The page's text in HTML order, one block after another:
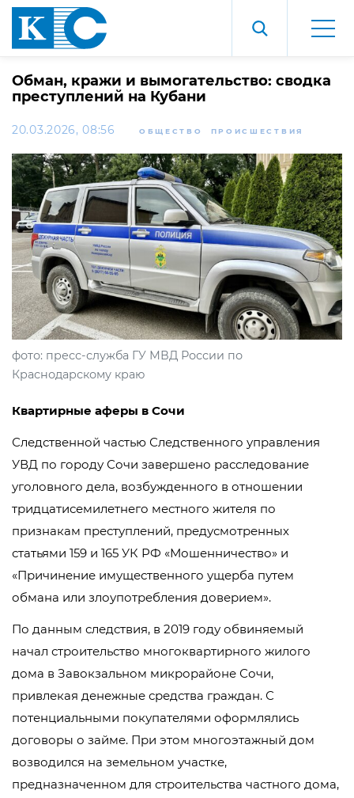
Обман, кражи и вымогательство: сводка
преступлений на Кубани
20.03.2026, 08:56 ОБЩЕСТВО ПРОИСШЕСТВИЯ
фото: пресс-служба ГУ МВД России по
Краснодарскому краю
Квартирные аферы в Сочи
Следственной частью Следственного управления
УВД по городу Сочи завершено расследование
уголовного дела, возбужденного в отношении
тридцатисемилетнего местного жителя по
признакам преступлений, предусмотренных
статьями 159 и 165 УК РФ «Мошенничество» и
«Причинение имущественного ущерба путем
обмана или злоупотребления доверием».
По данным следствия, в 2019 году обвиняемый
начал строительство многоквартирного жилого
дома в Завокзальном микрорайоне Сочи,
привлекая денежные средства граждан. С
потенциальными покупателями оформлялись
договоры о займе. При этом многоэтажный дом
возводился на земельном участке,
предназначенном для строительства частного дома,